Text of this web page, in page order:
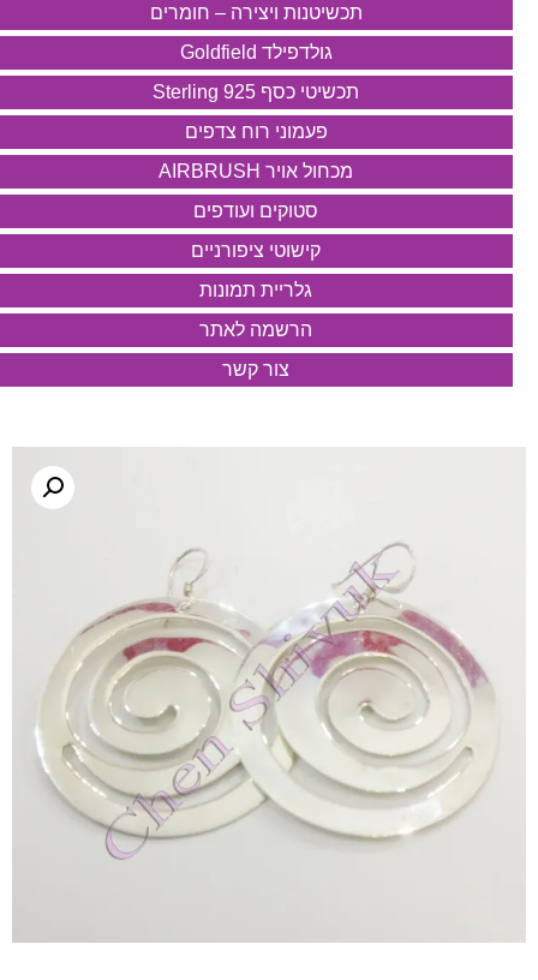
תכשיטנות ויצירה – חומרים
גולדפילד Goldfield
תכשיטי כסף 925 Sterling
פעמוני רוח צדפים
מכחול אויר AIRBRUSH
סטוקים ועודפים
קישוטי ציפורניים
גלריית תמונות
הרשמה לאתר
צור קשר